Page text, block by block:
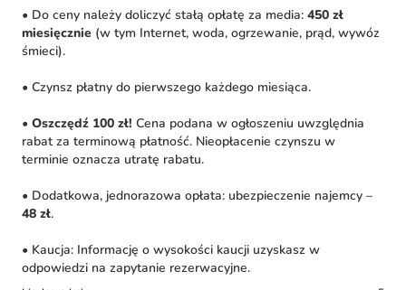
• Do ceny należy doliczyć stałą opłatę za media: 450 zł
miesięcznie (w tym Internet, woda, ogrzewanie, prąd, wywóz
śmieci).
• Czynsz płatny do pierwszego każdego miesiąca.
• Oszczędź 100 zł! Cena podana w ogłoszeniu uwzględnia
rabat za terminową płatność. Nieopłacenie czynszu w
terminie oznacza utratę rabatu.
• Dodatkowa, jednorazowa opłata: ubezpieczenie najemcy –
48 zł.
• Kaucja: Informację o wysokości kaucji uzyskasz w
odpowiedzi na zapytanie rezerwacyjne.